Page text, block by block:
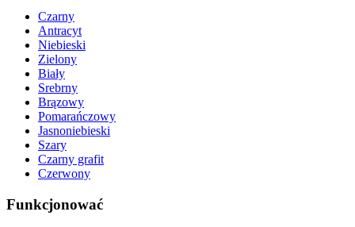
Czarny
Antracyt
Niebieski
Zielony
Biały
Srebrny
Brązowy
Pomarańczowy
Jasnoniebieski
Szary
Czarny grafit
Czerwony
Funkcjonować